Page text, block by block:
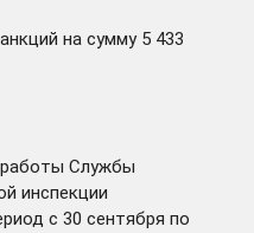
на сумму 5 433
Службы
инспекции
с 30 сентября по